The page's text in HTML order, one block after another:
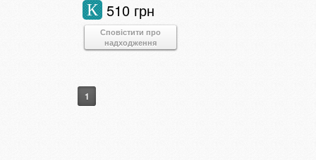
510 грн
К
Сповістити про
надходження
1